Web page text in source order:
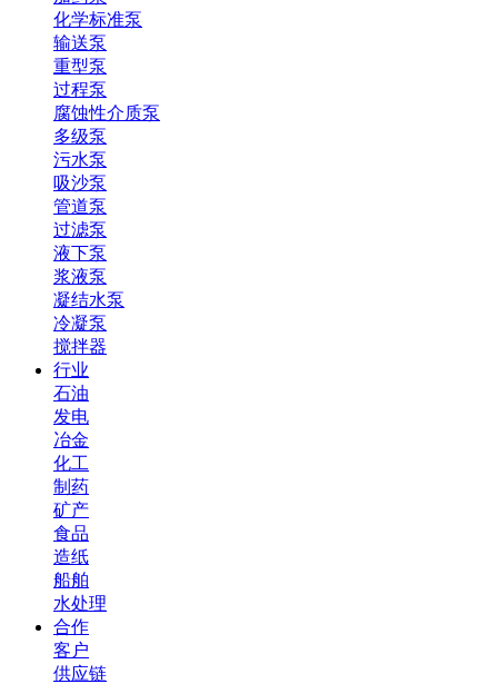
化学标准泵
输送泵
重型泵
过程泵
腐蚀性介质泵
多级泵
污水泵
吸沙泵
管道泵
过滤泵
液下泵
浆液泵
凝结水泵
冷凝泵
搅拌器
行业
石油
发电
冶金
化工
制药
矿产
食品
造纸
船舶
水处理
合作
客户
供应链